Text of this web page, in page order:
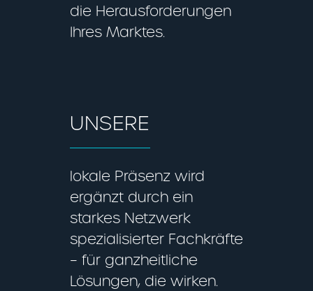
die Herausforderungen
Ihres Marktes.
UNSERE
lokale Präsenz wird
ergänzt durch ein
starkes Netzwerk
spezialisierter Fachkräfte
– für ganzheitliche
Lösungen, die wirken.